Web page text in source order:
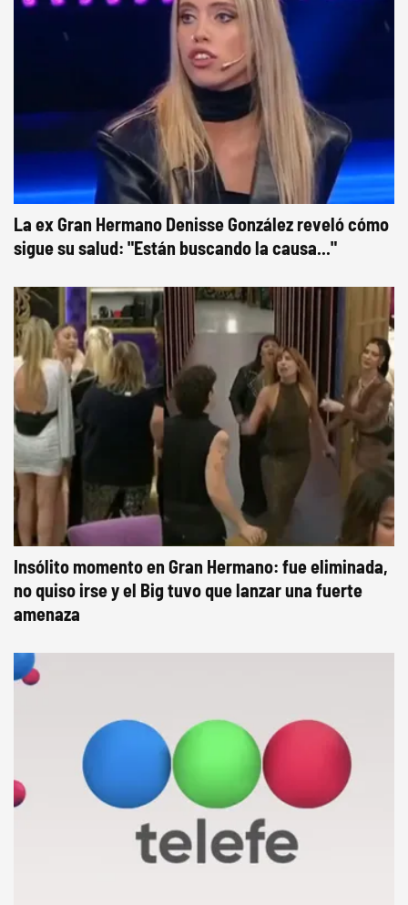
La ex Gran Hermano Denisse González reveló cómo
sigue su salud: "Están buscando la causa..."
Insólito momento en Gran Hermano: fue eliminada,
no quiso irse y el Big tuvo que lanzar una fuerte
amenaza